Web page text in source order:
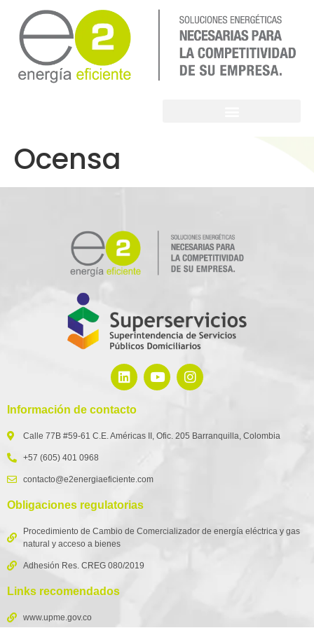
Ocensa
Información de contacto
Calle 77B #59-61 C.E. Américas II, Ofic. 205 Barranquilla, Colombia
+57 (605) 401 0968
contacto@e2energiaeficiente.com
Obligaciones regulatorias
Procedimiento de Cambio de Comercializador de energía eléctrica y gas
natural y acceso a bienes
Adhesión Res. CREG 080/2019
Links recomendados
www.upme.gov.co